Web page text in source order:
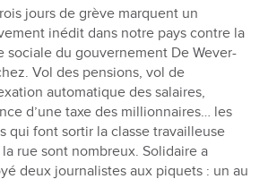
jours de grève marquent un
inédit dans notre pays contre la
sociale du gouvernement De Wever-
Vol des pensions, vol de
automatique des salaires,
d’une taxe des millionnaires… les
qui font sortir la classe travailleuse
la rue sont nombreux. Solidaire a
deux journalistes aux piquets : un au